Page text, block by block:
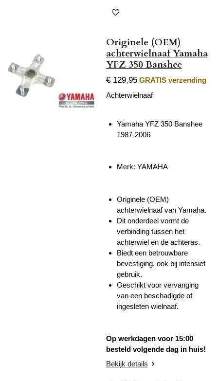
Originele (OEM)
achterwielnaaf Yamaha
YFZ 350 Banshee
€ 129,95 GRATIS verzending
Achterwielnaaf
Yamaha YFZ 350 Banshee
1987-2006
Merk: YAMAHA
Originele (OEM)
achterwielnaaf van Yamaha.
Dit onderdeel vormt de
verbinding tussen het
achterwiel en de achteras.
Biedt een betrouwbare
bevestiging, ook bij intensief
gebruik.
Geschikt voor vervanging
van een beschadigde of
ingesleten wielnaaf.
Op werkdagen voor 15:00
besteld volgende dag in huis!
Bekijk details